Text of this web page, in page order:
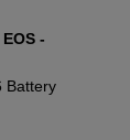
-
Battery